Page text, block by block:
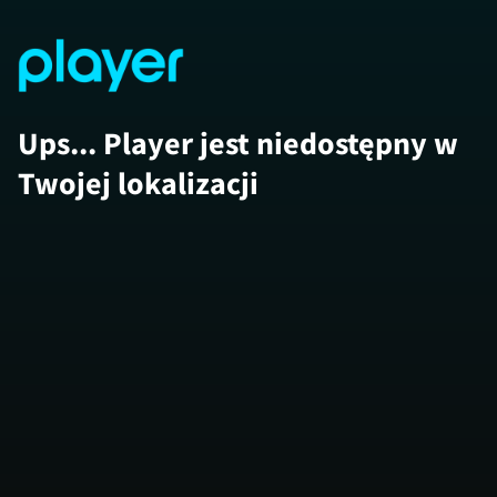
Ups... Player jest niedostępny w
Twojej lokalizacji